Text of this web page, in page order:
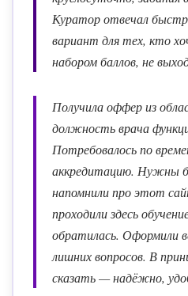
Куратор отвечал
вариант для тех, кто
набором баллов, не
Получила оффер из
должность врача
Потребовалось по
аккредитацию. Нужны
напомнили про этот
проходили здесь
обратилась. Оформили
лишних вопросов. В
сказать — надёжно,